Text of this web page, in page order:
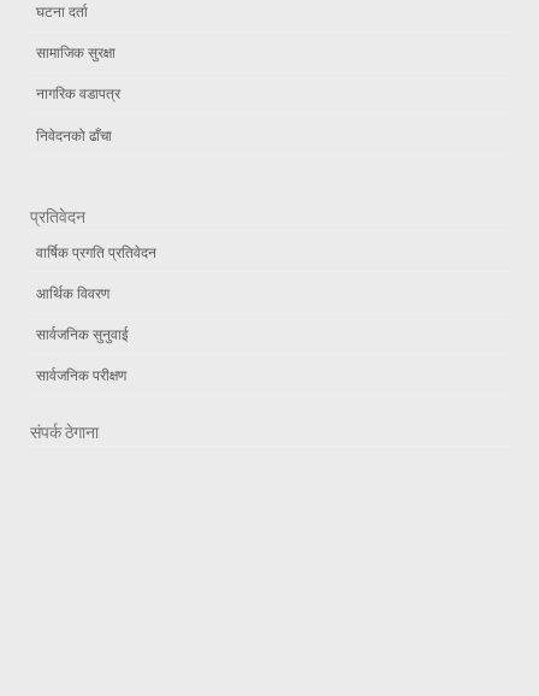
घटना दर्ता
सामाजिक सुरक्षा
नागरिक वडापत्र
निवेदनको ढाँचा
प्रतिवेदन
वार्षिक प्रगति प्रतिवेदन
आर्थिक विवरण
सार्वजनिक सुनुवाई
सार्वजनिक परीक्षण
संपर्क ठेगाना